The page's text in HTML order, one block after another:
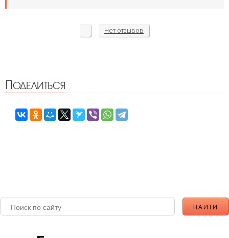
Нет отзывов
Поделиться